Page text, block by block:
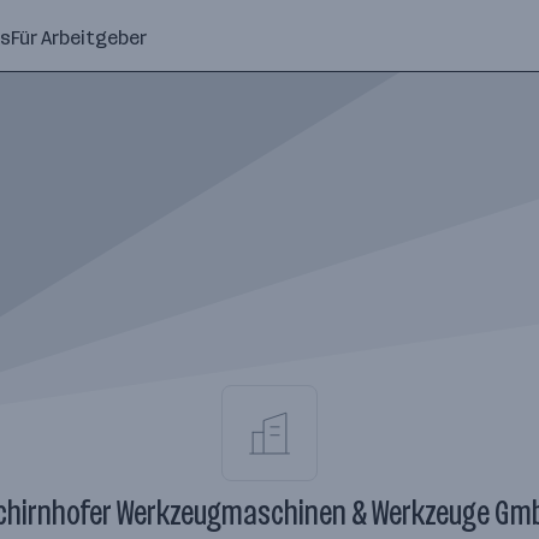
Für Arbeitgeber
Werkzeugmaschinen & Werkzeuge